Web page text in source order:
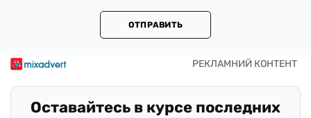
ОТПРАВИТЬ
Оставайтесь в курсе последних